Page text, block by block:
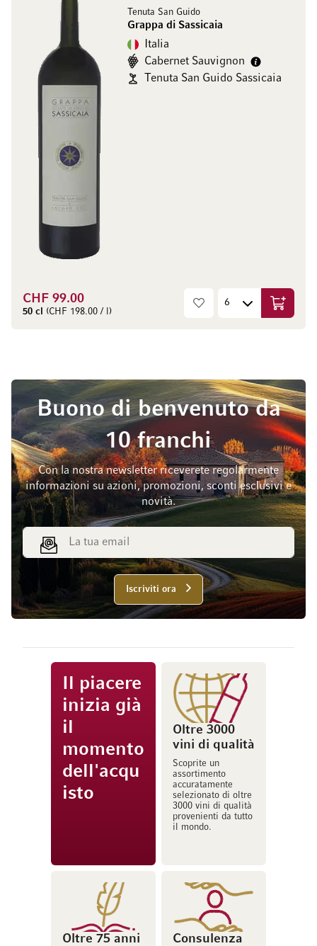
Tenuta San Guido
Grappa di Sassicaia
Italia
Cabernet Sauvignon
Tenuta San Guido Sassicaia
CHF 99.00
50 cl (CHF 198.00 / l)
Buono di benvenuto da
10 franchi
Con la nostra newsletter riceverete regolarmente
informazioni su azioni, promozioni, sconti esclusivi e
novità.
Indirizzo email
Iscriviti ora
Il piacere
inizia già
il
momento
dell'acqu
isto
Oltre 3000
vini di qualità
Scoprite un
assortimento
accuratamente
selezionato di oltre
3000 vini di qualità
provenienti da tutto
il mondo.
Oltre 75 anni
Consulenza